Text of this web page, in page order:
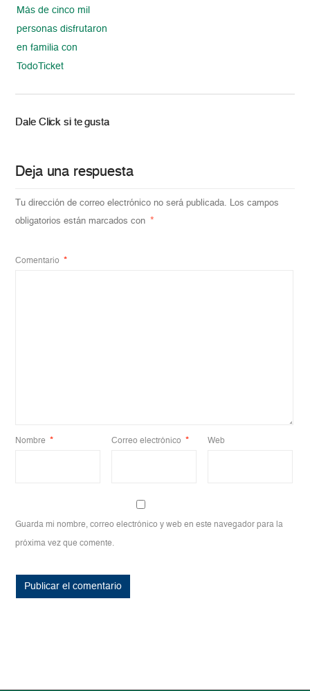
Más de cinco mil
personas disfrutaron
en familia con
TodoTicket
Dale Click si te gusta
Deja una respuesta
Tu dirección de correo electrónico no será publicada. Los campos
obligatorios están marcados con
*
Comentario *
Nombre * Correo electrónico * Web
Guarda mi nombre, correo electrónico y web en este navegador para la
próxima vez que comente.